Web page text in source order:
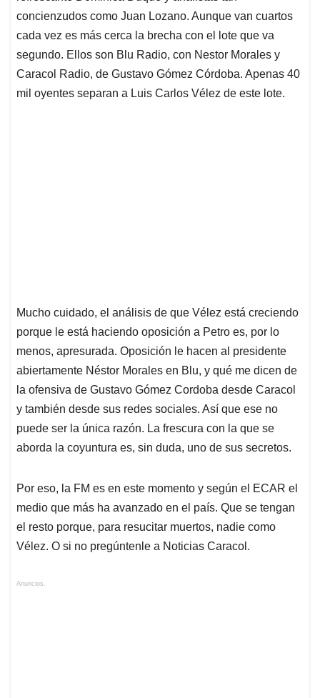
concienzudos como Juan Lozano. Aunque van cuartos
cada vez es más cerca la brecha con el lote que va
segundo. Ellos son Blu Radio, con Nestor Morales y
Caracol Radio, de Gustavo Gómez Córdoba. Apenas 40
mil oyentes separan a Luis Carlos Vélez de este lote.
Mucho cuidado, el análisis de que Vélez está creciendo
porque le está haciendo oposición a Petro es, por lo
menos, apresurada. Oposición le hacen al presidente
abiertamente Néstor Morales en Blu, y qué me dicen de
la ofensiva de Gustavo Gómez Cordoba desde Caracol
y también desde sus redes sociales. Así que ese no
puede ser la única razón. La frescura con la que se
aborda la coyuntura es, sin duda, uno de sus secretos.
Por eso, la FM es en este momento y según el ECAR el
medio que más ha avanzado en el país. Que se tengan
el resto porque, para resucitar muertos, nadie como
Vélez. O si no pregúntenle a Noticias Caracol.
Anuncios.